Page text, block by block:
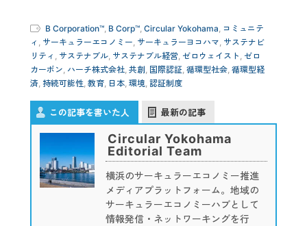
B Corporation™, B Corp™, Circular Yokohama, コミュニテ
ィ , サーキュラーエコノミー, サーキュラーヨコハマ, サステナビ
リティ , サステナブル, サステナブル経営, ゼロウェイスト , ゼロ
カーボン, ハーチ株式会社, 共創, 国際認証, 循環型社会, 循環型経
済, 持続可能性, 教育, 日本, 環境, 認証制度
この記事を書いた人 最新の記事
Circular Yokohama
Editorial Team
横浜のサーキュラーエコノミー推進
メディアプラットフォーム。地域の
サーキュラーエコノミーハブとして
情報発信・ネットワーキングを行